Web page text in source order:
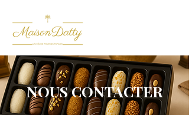
NOUS CONTACTER